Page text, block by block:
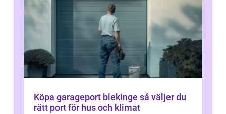
Köpa garageport blekinge så väljer du
rätt port för hus och klimat